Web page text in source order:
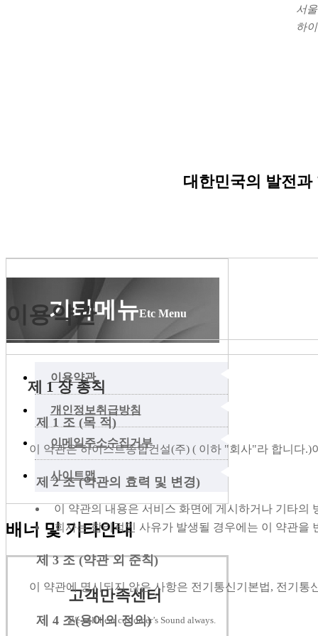
대한민국의 발전
기타메뉴Etc Menu
이용약관
개인정보취급방침
이메일주소수집거부
사이트맵
배너 및 기타안내
고객만족센터
We will hear customer’s Sound always.
이용약관
제 1 장 총칙
제 1 조 (목 적)
이 약관은 하이스트종합건설(주) ( 이하 "회사"라 합니다
제 2 조 (약관의 효력 및 변경)
이 약관의 내용은 서비스 화면에 게시하거나 기타
회사는 합리적인 사유가 발생될 경우에는 이 약관
제 3 조 (약관 외 준칙)
이 약관에 명시되지 않은 사항은 전기통신기본법, 전기
제 4 조(용어의 정의)
서
하